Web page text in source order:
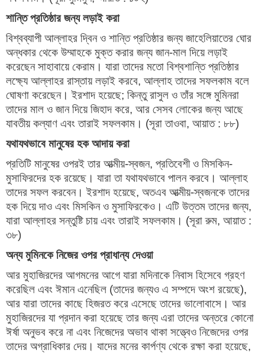
শান্তি প্রতিষ্ঠার জন্য লড়াই করা
বিশ্বব্যাপী আল্লাহর দ্বিন ও শান্তি প্রতিষ্ঠার জন্য জাহেলিয়াতের ঘোর
অন্ধকার থেকে উম্মাহকে মুক্ত করার জন্য জান-মাল দিয়ে লড়াই
করেছেন সাহাবায়ে কেরাম। যারা তাদের মতো বিশ্বশান্তি প্রতিষ্ঠার
লক্ষ্যে আল্লাহর রাস্তায় লড়াই করবে, আল্লাহ তাদের সফলকাম বলে
ঘোষণা করেছেন। ইরশাদ হয়েছে; কিন্তু রাসুল ও তাঁর সঙ্গে মুমিনরা
তাদের মাল ও জান দিয়ে জিহাদ করে, আর সেসব লোকের জন্য আছে
যাবতীয় কল্যাণ এবং তারাই সফলকাম। (সূরা তাওবা, আয়াত : ৮৮)
যথাযথভাবে মানুষের হক আদায় করা
প্রতিটি মানুষের ওপরই তার আত্মীয়-স্বজন, প্রতিবেশী ও মিসকিন-
মুসাফিরদের হক রয়েছে। যারা তা যথাযথভাবে পালন করবে। আল্লাহ
তাদের সফল করবেন। ইরশাদ হয়েছে, অতএব আত্মীয়-স্বজনকে তাদের
হক দিয়ে দাও এবং মিসকিন ও মুসাফিরকেও। এটি উত্তম তাদের জন্য,
যারা আল্লাহর সন্তুষ্টি চায় এবং তারাই সফলকাম। (সূরা রুম, আয়াত :
৩৮)
অন্য মুমিনকে নিজের ওপর প্রাধান্য দেওয়া
আর মুহাজিরদের আগমনের আগে যারা মদিনাকে নিবাস হিসেবে গ্রহণ
করেছিল এবং ঈমান এনেছিল (তাদের জন্যও এ সম্পদে অংশ রয়েছে),
আর যারা তাদের কাছে হিজরত করে এসেছে তাদের ভালোবাসে। আর
মুহাজিরদের যা প্রদান করা হয়েছে তার জন্য এরা তাদের অন্তরে কোনো
ঈর্ষা অনুভব করে না এবং নিজেদের অভাব থাকা সত্ত্বেও নিজেদের ওপর
তাদের অগ্রাধিকার দেয়। যাদের মনের কার্পণ্য থেকে রক্ষা করা হয়েছে,